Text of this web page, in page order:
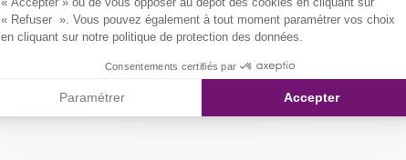
« Refuser ». Vous pouvez également à tout moment paramétrer vos choix
en cliquant sur notre politique de protection des données.
Consentements certifiés par
Paramétrer Accepter
Colissimo
Qualités et